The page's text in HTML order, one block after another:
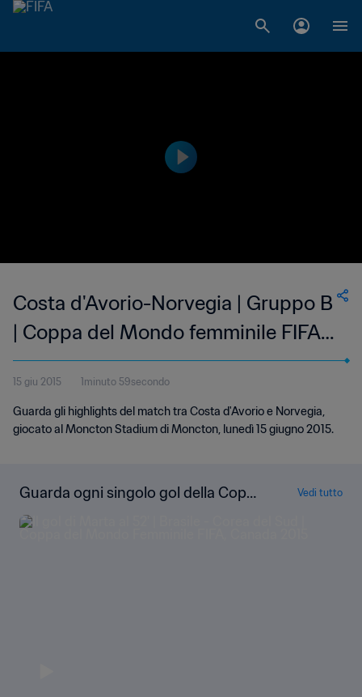
Costa d'Avorio-Norvegia | Gruppo B
| Coppa del Mondo femminile FIFA
Canada 2015 | Highlights
15 giu 2015 1minuto 59secondo
Guarda gli highlights del match tra Costa d'Avorio e Norvegia,
giocato al Moncton Stadium di Moncton, lunedì 15 giugno 2015.
Guarda ogni singolo gol della Copp
a del Mondo Femminile FIFA Canad
a 2015
Vedi tutto